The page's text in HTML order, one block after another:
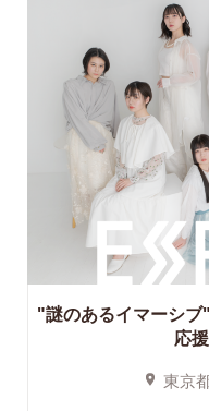
"謎のあるイマーシ
応
東京